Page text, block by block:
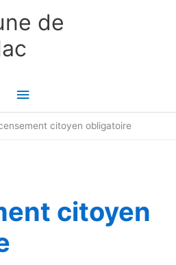
de
Menu
principalcitoyen obligatoire
citoyen